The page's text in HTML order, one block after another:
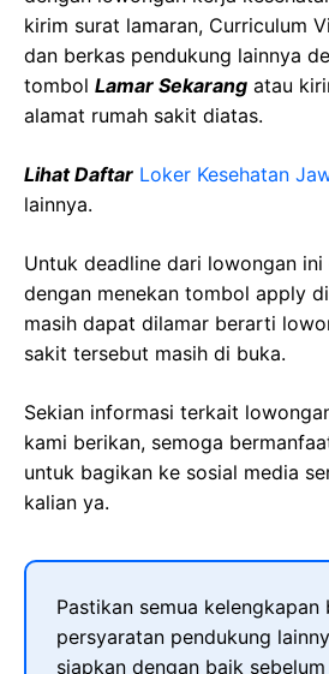
kirim surat lamaran, Curriculum
dan berkas pendukung lainnya
tombol Lamar Sekarang atau
alamat rumah sakit diatas.
Lihat Daftar Loker Kesehatan
lainnya.
Untuk deadline dari lowongan
dengan menekan tombol apply
masih dapat dilamar berarti
sakit tersebut masih di buka.
Sekian informasi terkait
kami berikan, semoga
untuk bagikan ke sosial media
kalian ya.
Pastikan semua kelengkapan
persyaratan pendukung
siapkan dengan baik